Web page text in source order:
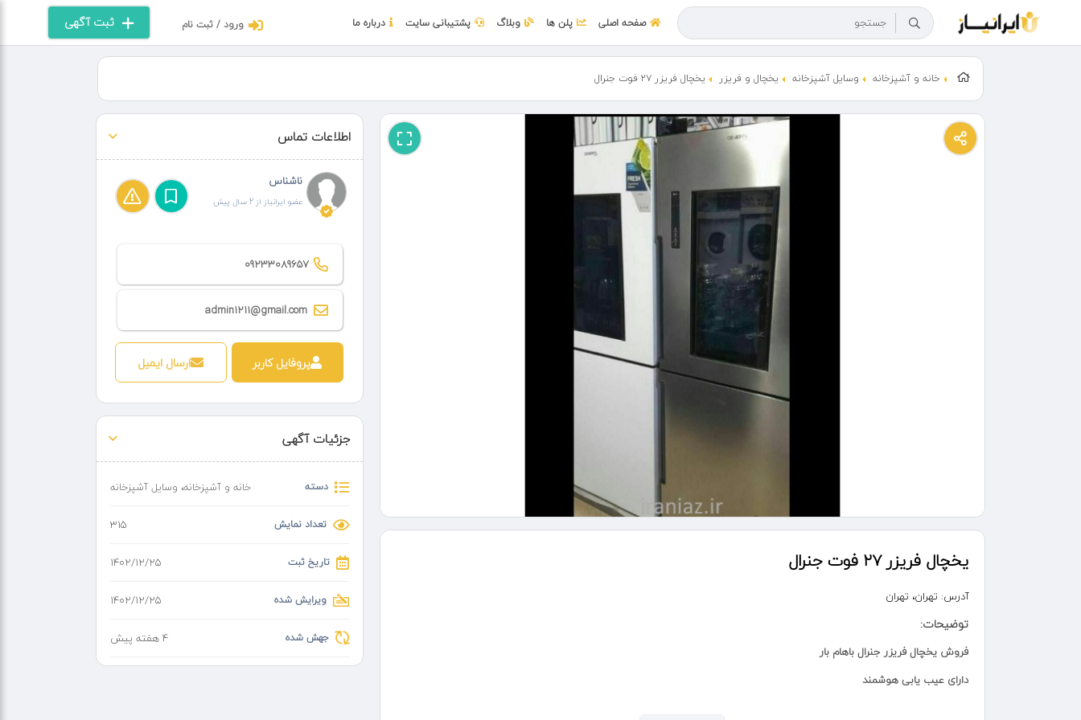
ثبت آگهی ورود / ثبت نام صفحه اصلی پلن ها وبلاگ پشتیبانی سایت درباره ما
خانه و آشپزخانه وسایل آشپزخانه یخچال و فریزر یخچال فریزر ۲۷ فوت جنرال
یخچال فریزر ۲۷ فوت جنرال
آدرس: تهران، تهران
توضیحات:
فروش یخچال فریزر جنرال باهام بار
دارای عیب یابی هوشمند
اطلاعات تماس
ناشناس
عضو ایرانیاز از 2 سال پیش
09233089657
admin1211@gmail.com
پروفایل کاربر ارسال ایمیل
جزئیات آگهی
دسته خانه و آشپزخانه، وسایل آشپزخانه
تعداد نمایش 315
تاریخ ثبت ۱۴۰۲/۱۲/۲۵
ویرایش شده ۱۴۰۲/۱۲/۲۵
جهش شده 4 هفته پیش